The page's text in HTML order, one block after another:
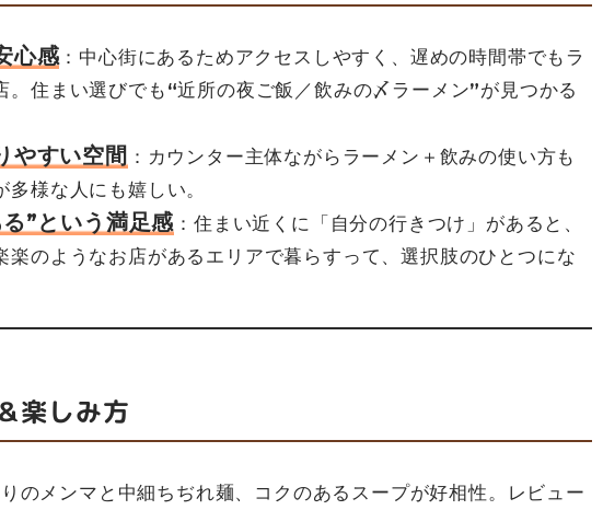
心感：中心街にあるためアクセスしやすく、遅めの時間帯でもラ
。住まい選びでも“近所の夜ご飯／飲みの〆ラーメン”が見つかる
やすい空間 ：カウンター主体ながらラーメン＋飲みの使い方も
様な人にも嬉しい。
”という満足感 ：住まい近くに「自分の行きつけ」があると、
楽のようなお店があるエリアで暮らすって、選択肢のひとつにな
楽しみ方
りのメンマと中細ちぢれ麺、コクのあるスープが好相性。レビュー